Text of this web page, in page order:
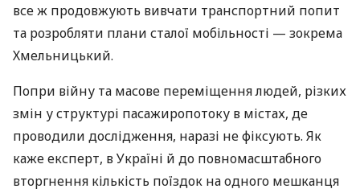
все ж продовжують вивчати транспортний попит
та розробляти плани сталої мобільності — зокрема
Хмельницький.
Попри війну та масове переміщення людей, різких
змін у структурі пасажиропотоку в містах, де
проводили дослідження, наразі не фіксують. Як
каже експерт, в Україні й до повномасштабного
вторгнення кількість поїздок на одного мешканця